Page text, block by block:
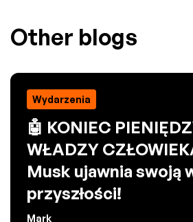
Other blogs
Wydarzenia
🤖 KONIEC
WŁADZY
Musk ujawnia swoją
przyszłości!
Mark